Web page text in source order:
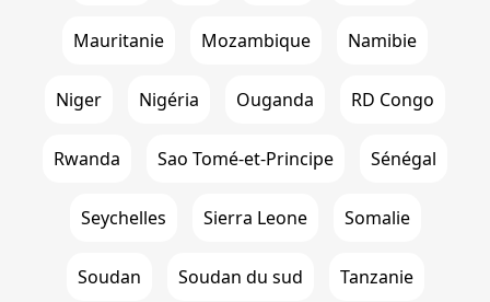
Mauritanie Mozambique Namibie
Niger Nigéria Ouganda RD Congo
Rwanda Sao Tomé-et-Principe Sénégal
Seychelles Sierra Leone Somalie
Soudan Soudan du sud Tanzanie